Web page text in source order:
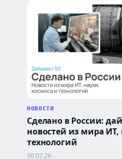
НОВОСТИ
Сделано в России:
новостей из мира ИТ,
технологий
30.07.26